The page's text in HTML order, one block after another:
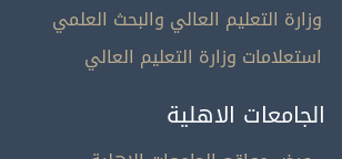
وزارة التعليم العالي والبحث العلمي
استعلامات وزارة التعليم العالي
الجامعات الاهلية